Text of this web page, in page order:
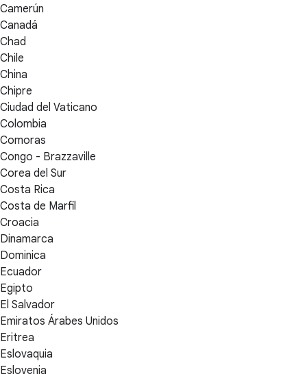
Camerún
Canadá
Chad
Chile
China
Chipre
Ciudad del Vaticano
Colombia
Comoras
Congo - Brazzaville
Corea del Sur
Costa Rica
Costa de Marfil
Croacia
Dinamarca
Dominica
Ecuador
Egipto
El Salvador
Emiratos Árabes Unidos
Eritrea
Eslovaquia
Eslovenia